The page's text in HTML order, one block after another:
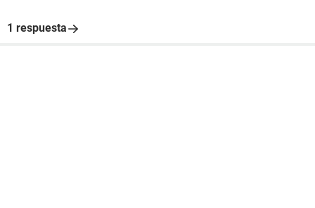
1 respuesta